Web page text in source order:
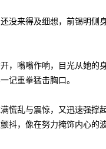
没来得及细想，前锡明侧
，嗡嗡作响，目光从她的
记重拳猛击胸口。
慌乱与震惊，又迅速强撑
抖，像在努力掩饰内心的波